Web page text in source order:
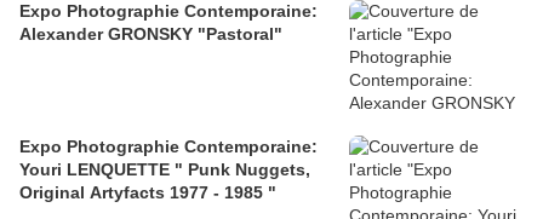
Expo Photographie Contemporaine:
Alexander GRONSKY "Pastoral"
Expo Photographie Contemporaine:
Youri LENQUETTE " Punk Nuggets,
Original Artyfacts 1977 - 1985 "